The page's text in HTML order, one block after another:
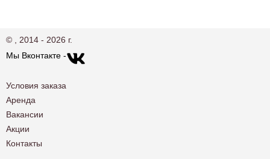
© , 2014 - 2026 г.
Мы Вконтакте -
Условия заказа
Аренда
Вакансии
Акции
Контакты